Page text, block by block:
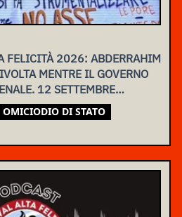
FELICITÀ 2026: ABDERRAHIM
MENTRE IL GOVERNO
12 SETTEMBRE
OMICIODIO DI STATO